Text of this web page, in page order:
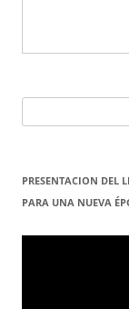
PRESENTACION DEL
PARA UNA NUEVA